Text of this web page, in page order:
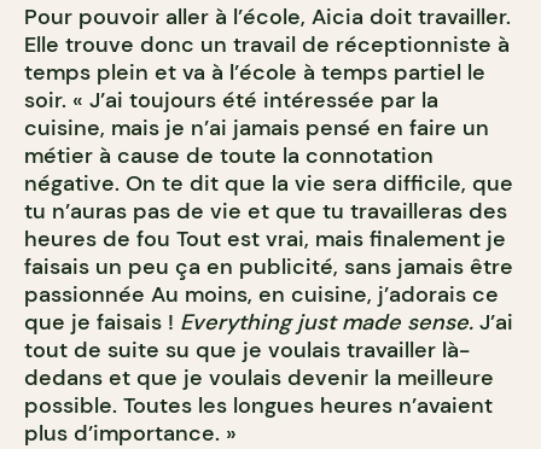
Pour pouvoir aller à l’école, Aicia doit travailler.
Elle trouve donc un travail de réceptionniste à
temps plein et va à l’école à temps partiel le
soir. « J’ai toujours été intéressée par la
cuisine, mais je n’ai jamais pensé en faire un
métier à cause de toute la connotation
négative. On te dit que la vie sera difficile, que
tu n’auras pas de vie et que tu travailleras des
heures de fou Tout est vrai, mais finalement je
faisais un peu ça en publicité, sans jamais être
passionnée Au moins, en cuisine, j’adorais ce
que je faisais ! Everything just made sense. J’ai
tout de suite su que je voulais travailler là-
dedans et que je voulais devenir la meilleure
possible. Toutes les longues heures n’avaient
plus d’importance. »